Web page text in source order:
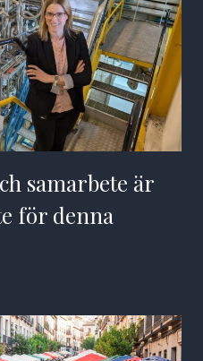
samarbete är
för denna